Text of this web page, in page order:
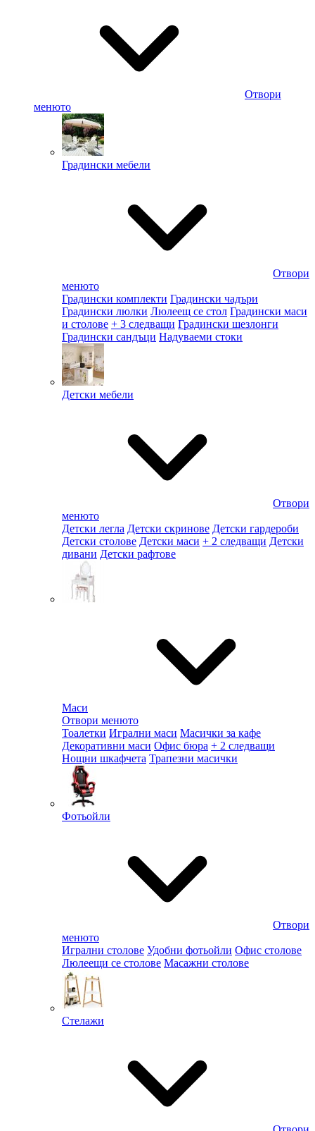
Отвори
менюто
Градински мебели
Отвори
менюто
Градински комплекти Градински чадъри
Градински люлки Люлеещ се стол Градински маси
и столове + 3 следващи Градински шезлонги
Градински сандъци Надуваеми стоки
Детски мебели
Отвори
менюто
Детски легла Детски скринове Детски гардероби
Детски столове Детски маси + 2 следващи Детски
дивани Детски рафтове
Маси
Отвори менюто
Тоалетки Игрални маси Масички за кафе
Декоративни маси Офис бюра + 2 следващи
Нощни шкафчета Трапезни масички
Фотьойли
Отвори
менюто
Игрални столове Удобни фотьойли Офис столове
Люлеещи се столове Масажни столове
Стелажи